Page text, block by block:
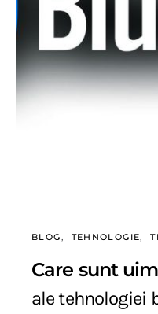
BLOG TEHNOLOGIE
Care sunt
ale tehnologiei